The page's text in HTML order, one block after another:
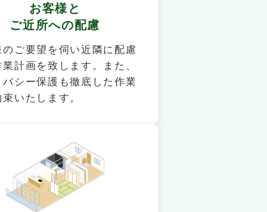
お客様と
ご近所への配慮
のご要望を伺い近隣に配慮
計画を致します。また、
バシー保護も徹底した作業
いたします。